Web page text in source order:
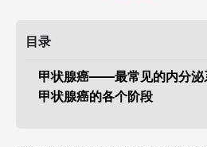
目录
甲状腺癌——最常见的内分泌
甲状腺癌的各个阶段